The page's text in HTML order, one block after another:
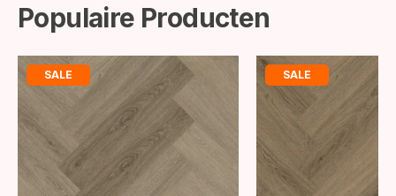
Populaire Producten
SALE SALE